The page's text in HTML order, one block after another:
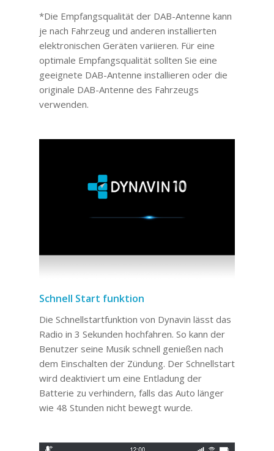
*Die Empfangsqualität der DAB-Antenne kann
je nach Fahrzeug und anderen installierten
elektronischen Geräten variieren. Für eine
optimale Empfangsqualität sollten Sie eine
geeignete DAB-Antenne installieren oder die
originale DAB-Antenne des Fahrzeugs
verwenden.
Schnell Start funktion
Die Schnellstartfunktion von Dynavin lässt das
Radio in 3 Sekunden hochfahren. So kann der
Benutzer seine Musik schnell genießen nach
dem Einschalten der Zündung. Der Schnellstart
wird deaktiviert um eine Entladung der
Batterie zu verhindern, falls das Auto länger
wie 48 Stunden nicht bewegt wurde.